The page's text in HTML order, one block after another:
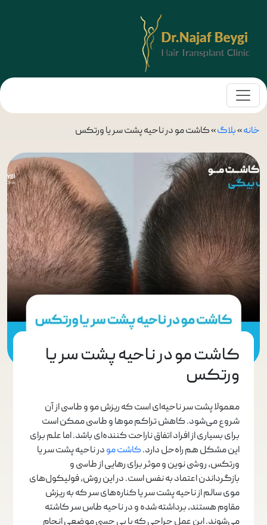
خانه»بلاگ»کاشت مو در ناحیه پشت سر یا ورتکس
کاشت مو در ناحیه پشت سر یا
ورتکس
معمولا پشت سر ناحیه‌ای است که ریزش مو و طاسی از آن
شروع می‌شود. کاهش تراکم موها و طاسی ممکن است
برای بسیاری از افراد اتفاق ناراحت کننده‌ای باشد. اما علم برای
این مشکل هم راه‌حل دارد.کاشت مودر ناحیه پشت سر یا
ورتکس، روشی نوین و موثر برای رهایی از طاسی و
بازگرداندن اعتماد به نفس است. در این روش، فولیکول‌های
موی سالم از ناحیه پشت سر یا کناره‌های سر که به ریزش
مقاوم هستند، برداشته شده و در ناحیه طاس سر کاشته
می‌شوند. این عمل جراحی که با بی حسی موضعی انجام